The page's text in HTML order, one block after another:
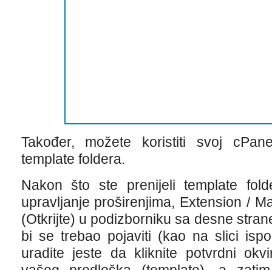
Također, možete koristiti svoj
template foldera.
Nakon što ste prenijeli template
upravljanje proširenjima, Extension /
(Otkrijte) u podizborniku sa desne
bi se trebao pojaviti (kao na slici
uradite jeste da kliknite potvrdni